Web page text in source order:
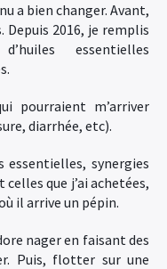
a bien changer. Avant,
2016, je remplis
essentielles
pourraient m’arriver
diarrhée, etc).
synergies
que j’ai achetées,
il arrive un pépin.
nager en faisant des
Puis, flotter sur une